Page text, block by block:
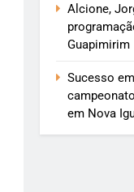
Alcione,
Guapimirim
Sucesso
em Nova